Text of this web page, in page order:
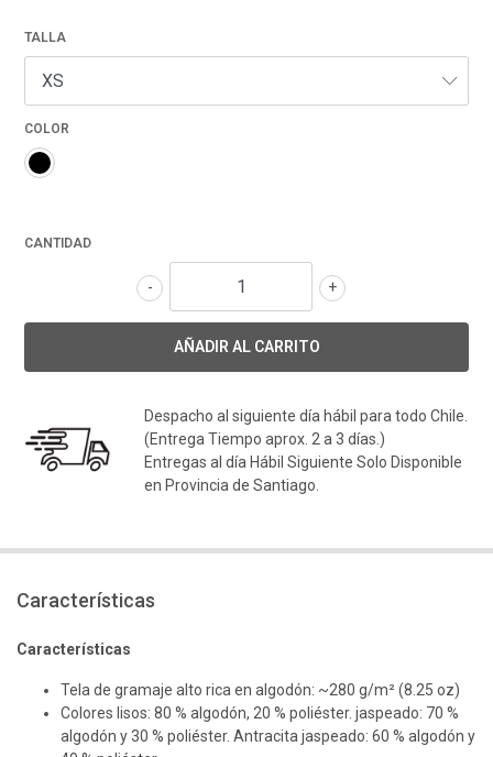
TALLA
COLOR
CANTIDAD
+
-
Despacho al siguiente día hábil para todo Chile.
(Entrega Tiempo aprox. 2 a 3 días.)
Entregas al día Hábil Siguiente Solo Disponible
en Provincia de Santiago.
Características
Características
Tela de gramaje alto rica en algodón: ~280 g/m² (8.25 oz)
Colores lisos: 80 % algodón, 20 % poliéster. jaspeado: 70 %
algodón y 30 % poliéster. Antracita jaspeado: 60 % algodón y